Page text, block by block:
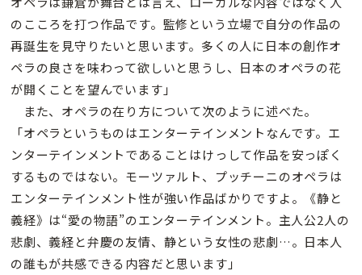
のこころを打つ作品です。監修という立場で自分の作品の
再誕生を見守りたいと思います。多くの人に日本の創作オ
ペラの良さを味わって欲しいと思うし、日本のオペラの花
が開くことを望んでいます」
また、オペラの在り方について次のように述べた。
「オペラというものはエンターテインメントなんです。エ
ンターテインメントであることはけっして作品を安っぽく
するものではない。モーツァルト、プッチーニのオペラは
エンターテインメント性が強い作品ばかりですよ。《静と
義経》は“愛の物語”のエンターテインメント。主人公2人の
悲劇、義経と弁慶の友情、静という女性の悲劇…。日本人
の誰もが共感できる内容だと思います」